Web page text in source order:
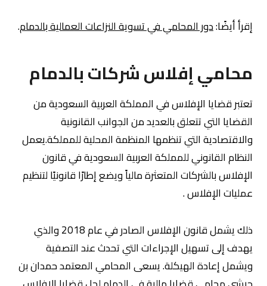
إقرأ أيضًا:دور المحامي في تسوية النزاعات العمالية بالدمام.
محامي إفلاس شركات بالدمام
تعتبر قضايا الإفلاس في المملكة العربية السعودية من
القضايا التي تتعلق بالعديد من الجوانب القانونية
والاقتصادية التي تنظمها المنظمة المحلية للمملكة.يعمل
النظام القانوني للمملكة العربية السعودية في قانون
الإفلاس بالشركات المتعثرة مالياً ويضع إطارًا قانونيًا لتنظيم
عمليات الإفلاس .
ذلك يشمل قانون الإفلاس الصادر في عام 2018 والذي
يهدف إلى تسهيل الإجراءات التي تحدث عند التصفية
ويشمل إعادة الهيكلة. يسعى المحامي المعتمد حمدان بن